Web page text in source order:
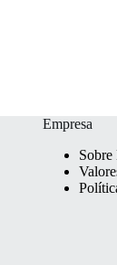
Empresa
Sobre